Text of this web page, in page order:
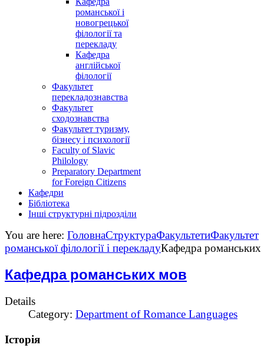
романської і
новогрецької
філології та
перекладу
Кафедра
англійської
філології
Факультет
перекладознавства
Факультет
сходознавства
Факультет туризму,
бізнесу і психології
Faculty of Slavic
Philology
Preparatory Department
for Foreign Citizens
Кафедри
Бібліотека
Інші структурні підрозділи
You are here: ГоловнаСтруктураФакультетиФакультет
романської філології і перекладуКафедра
Кафедра романських мов
Details
Category: Department of Romance Languages
Історія